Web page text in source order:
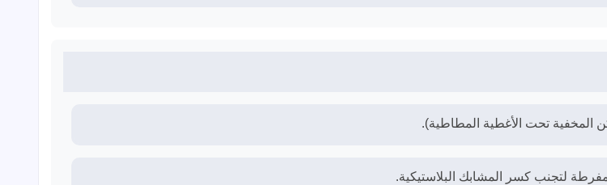
المخفية تحت الأغطية المطاطية).
لتجنب كسر المشابك البلاستيكية.